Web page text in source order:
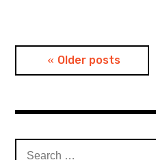
s
t
Older posts